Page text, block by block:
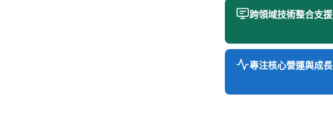
跨領域技術整合支援
專注核心營運與成長